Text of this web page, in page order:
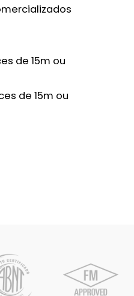
de 15m ou
de 15m ou